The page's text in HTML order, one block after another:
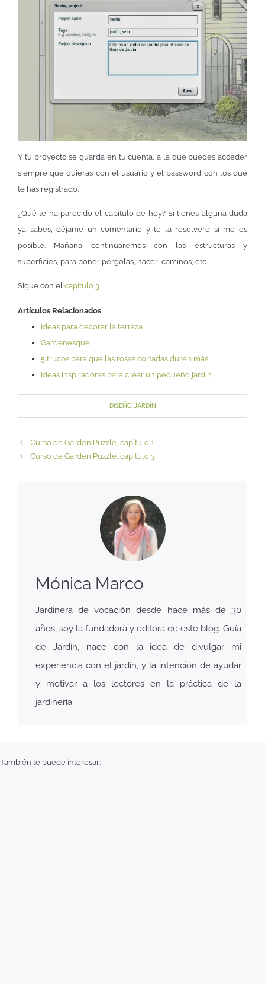
Y tu proyecto se guarda en tu cuenta, a la que puedes acceder
siempre que quieras con el usuario y el password con los que
te has registrado.
¿Qué te ha parecido el capítulo de hoy? Si tienes alguna duda
ya sabes, déjame un comentario y te la resolveré si me es
posible. Mañana continuaremos con las estructuras y
superficies, para poner pérgolas, hacer caminos, etc.
Sigue con el capítulo 3
Artículos Relacionados
Ideas para decorar la terraza
Gardenesque
5 trucos para que las rosas cortadas duren más
Ideas inspiradoras para crear un pequeño jardín
DISEÑO, JARDÍN
Curso de Garden Puzzle, capítulo 1
Curso de Garden Puzzle, capítulo 3
Mónica Marco
Jardinera de vocación desde hace más de 30
años, soy la fundadora y editora de este blog. Guía
de Jardín, nace con la idea de divulgar mi
experiencia con el jardín, y la intención de ayudar
y motivar a los lectores en la práctica de la
jardinería.
También te puede interesar: